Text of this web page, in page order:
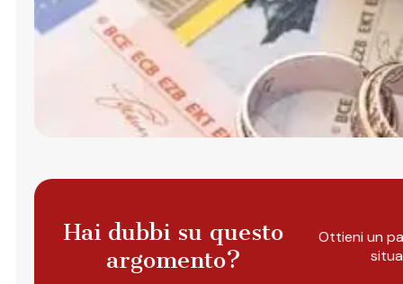
Hai dubbi su questo
argomento?
Ottieni un